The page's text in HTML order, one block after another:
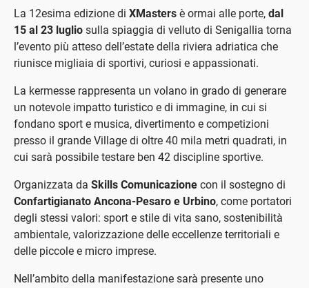
La 12esima edizione di XMasters è ormai alle porte, dal
15 al 23 luglio sulla spiaggia di velluto di Senigallia torna
l’evento più atteso dell’estate della riviera adriatica che
riunisce migliaia di sportivi, curiosi e appassionati.
La kermesse rappresenta un volano in grado di generare
un notevole impatto turistico e di immagine, in cui si
fondano sport e musica, divertimento e competizioni
presso il grande Village di oltre 40 mila metri quadrati, in
cui sarà possibile testare ben 42 discipline sportive.
Organizzata da Skills Comunicazione con il sostegno di
Confartigianato Ancona-Pesaro e Urbino, come portatori
degli stessi valori: sport e stile di vita sano, sostenibilità
ambientale, valorizzazione delle eccellenze territoriali e
delle piccole e micro imprese.
Nell’ambito della manifestazione sarà presente uno